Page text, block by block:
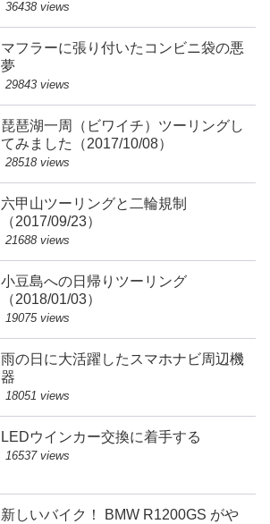
36438 views
マフラーに張り付いたコンビニ袋の悪
夢
29843 views
琵琶湖一周（ビワイチ）ツーリングし
てみました（2017/10/08）
28518 views
六甲山ツーリングと二輪規制
（2017/09/23）
21688 views
小豆島への日帰りツーリング
（2018/01/03）
19075 views
雨の日に大活躍したスマホナビ周辺機
器
18051 views
LEDウインカー交換に着手する
16537 views
新しいバイク！ BMW R1200GS がや